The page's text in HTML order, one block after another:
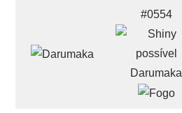
#0554
Darumaka